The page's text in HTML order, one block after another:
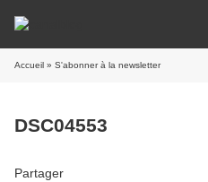
Accueil » S'abonner à la newsletter
DSC04553
Partager